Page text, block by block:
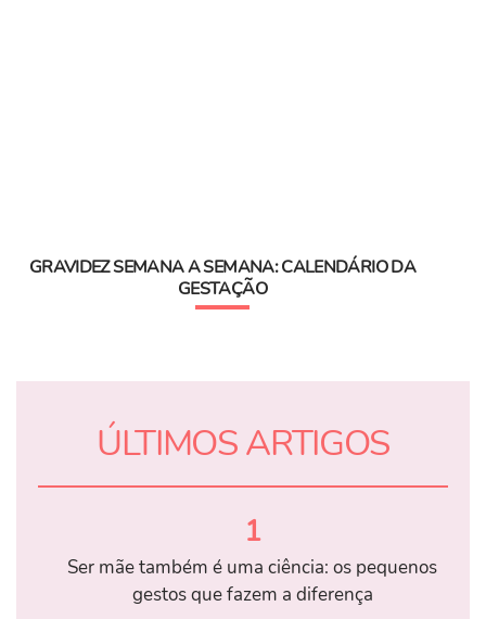
GRAVIDEZ SEMANA A SEMANA: CALENDÁRIO DA
GESTAÇÃO
ÚLTIMOS ARTIGOS
1
Ser mãe também é uma ciência: os pequenos
gestos que fazem a diferença